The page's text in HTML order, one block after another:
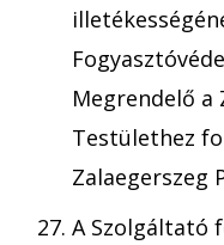
Megrendelő a
Testülethez
Zalaegerszeg
A Szolgáltató